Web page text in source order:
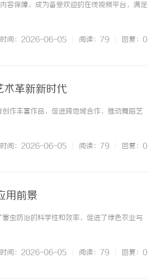
容保障，成为备受欢迎的在线视频平台，满足
时间：2026-06-05 阅读：79 回复：0
革新新时代
作丰富作品，促进跨地域合作，推动舞蹈艺
时间：2026-06-05 阅读：79 回复：0
用前景
虫防治的科学性和效率，促进了绿色农业与
时间：2026-06-05 阅读：79 回复：0